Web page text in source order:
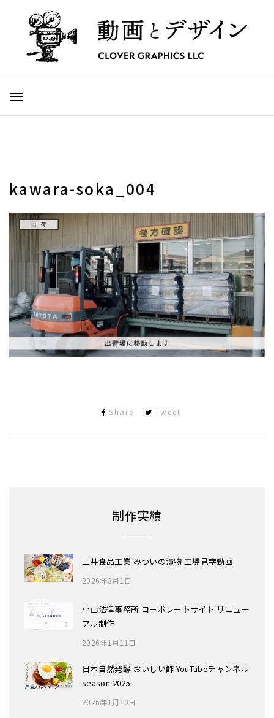
kawara-soka_004
Share Tweet
制作実績
三井食品工業 みついの漬物 工場見学動画
2026年3月1日
小山法律事務所 コーポレートサイト リニュー
アル制作
2026年1月11日
日本自然発酵 おいしい酢 YouTubeチャンネル
season.2025
2026年1月10日